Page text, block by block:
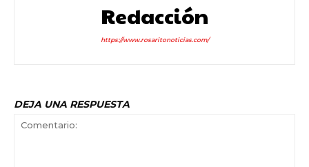
Redacción
https://www.rosaritonoticias.com/
DEJA UNA RESPUESTA